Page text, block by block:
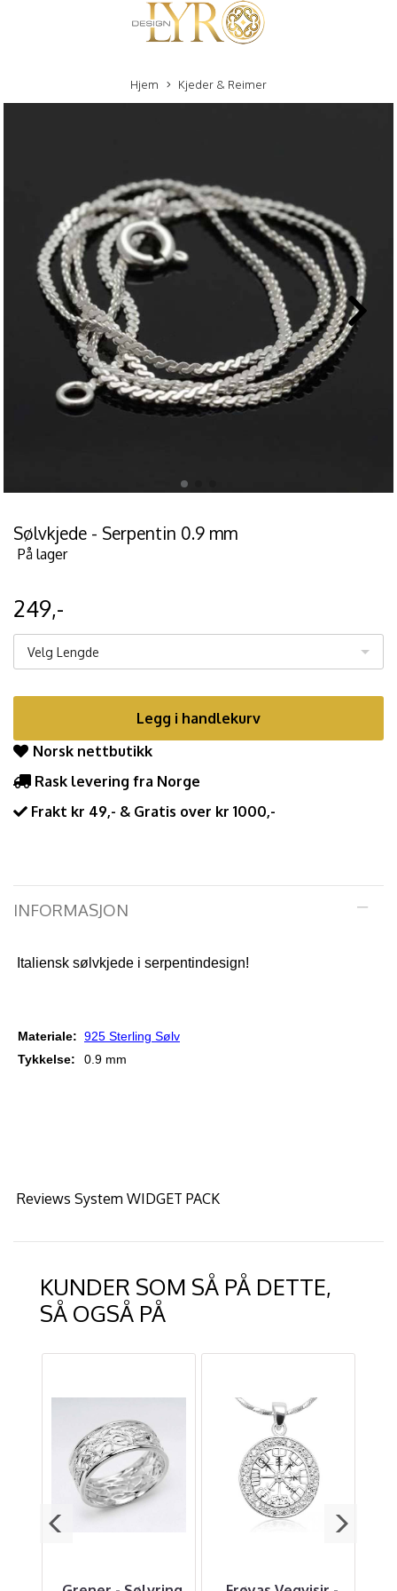
Hjem Kjeder & Reimer
Sølvkjede - Serpentin 0.9 mm
På lager
249,-
Velg Lengde
Legg i handlekurv
Norsk nettbutikk
Rask levering fra Norge
Frakt kr 49,- & Gratis over kr 1000,-
INFORMASJON
Italiensk sølvkjede i serpentindesign!
Materiale: 925 Sterling Sølv
Tykkelse:
0.9 mm
Reviews System WIDGET PACK
KUNDER SOM SÅ PÅ DETTE,
SÅ OGSÅ PÅ